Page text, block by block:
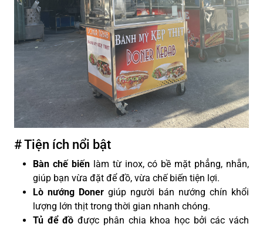
# Tiện ích nổi bật
Bàn chế biếnlàm từ inox, có bề mặt phẳng, nhẵn,
giúp bạn vừa đặt để đồ, vừa chế biến tiện lợi.
Lò nướng Doner giúp người bán nướng chín khổi
lượng lớn thịt trong thời gian nhanh chóng.
Tủ để đồđược phân chia khoa học bởi các vách